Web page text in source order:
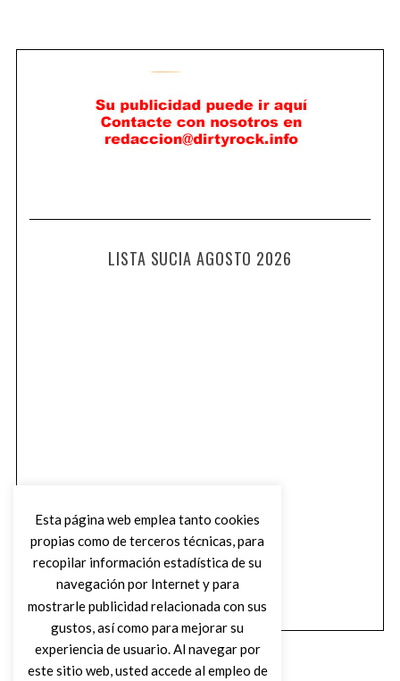
LISTA SUCIA AGOSTO 2026
Esta página web emplea tanto cookies
propias como de terceros técnicas, para
recopilar información estadística de su
navegación por Internet y para
mostrarle publicidad relacionada con sus
gustos, así como para mejorar su
experiencia de usuario. Al navegar por
este sitio web, usted accede al empleo de